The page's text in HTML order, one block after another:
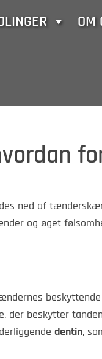
OM
ned af
og øget
der beskytter
dentin,